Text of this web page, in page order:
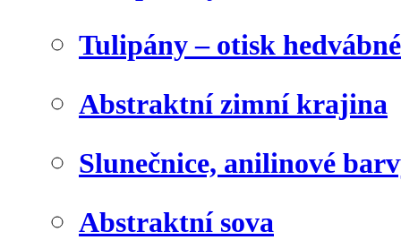
Tulipány – otisk
Abstraktní zimní krajina
Slunečnice, anilinové
Abstraktní sova